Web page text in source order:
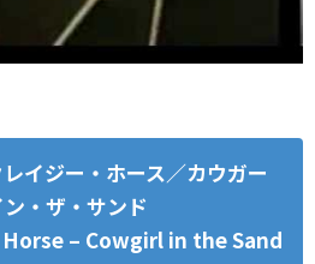
イジー・ホース／カウガー
・ザ・サンド
– Cowgirl in the Sand